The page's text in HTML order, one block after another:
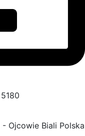
Ojcowie Biali Polska